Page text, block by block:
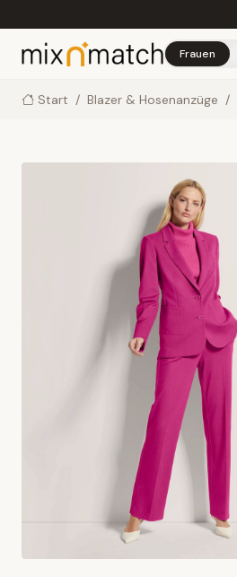
Frauen
Start / Blazer & Hosenanzüge /